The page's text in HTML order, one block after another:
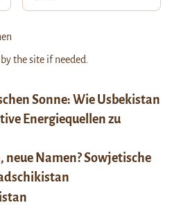
Sonne: Wie Usbekistan
Energiequellen zu
Namen? Sowjetische
the site if needed.